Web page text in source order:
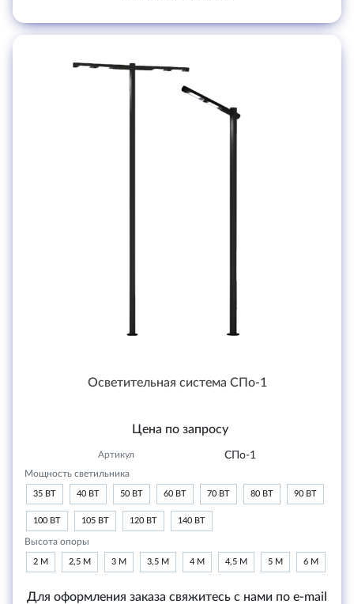
Осветительная система СПо-1
Цена по запросу
Артикул СПо-1
Мощность светильника
35 ВТ 40 ВТ 50 ВТ 60 ВТ 70 ВТ 80 ВТ 90 ВТ
100 ВТ 105 ВТ 120 ВТ 140 ВТ
Высота опоры
2 М 2,5 М 3 М 3,5 М 4 М 4,5 М 5 М 6 М
Для оформления заказа свяжитесь с нами по e-mail